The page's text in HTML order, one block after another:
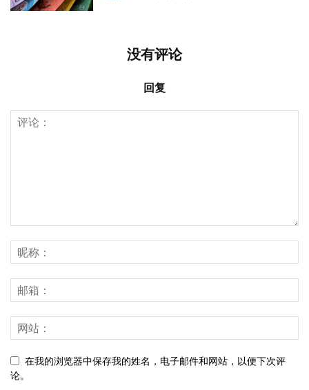
没有评论
回复
在我的浏览器中保存我的姓名，电子邮件和网站，以便下次评
论。